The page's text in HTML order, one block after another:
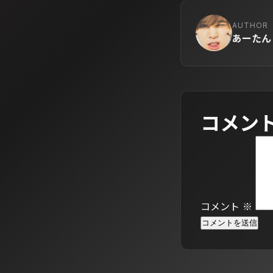
AUTHOR
あーたん
コメン
コメント ※